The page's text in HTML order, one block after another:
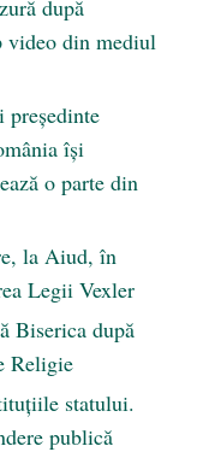
după
video din mediul
președinte
își
o parte din
la Aiud, în
Legii Vexler
Biserica după
Religie
statului.
publică